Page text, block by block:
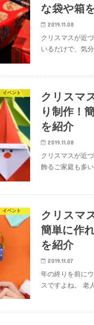
な袋や箱
2019.11.08
クリスマスが近
いるだけで、気
イベント
クリスマ
り制作！
を紹介
2019.11.08
クリスマスが近
飾るご家庭も多
イベント
クリスマ
簡単に作
を紹介
2019.11.07
年の終りを前に
スですよね。 老